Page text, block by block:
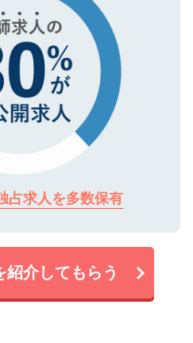
占求人を多数保有
紹介してもらう